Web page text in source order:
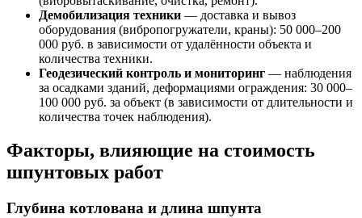
Демобилизация техники — доставка и вывоз
оборудования (вибропогружатели, краны): 50 000–200
000 руб. в зависимости от удалённости объекта и
количества техники.
Геодезический контроль и мониторинг — наблюдения
за осадками зданий, деформациями ограждения: 30 000–
100 000 руб. за объект (в зависимости от длительности и
количества точек наблюдения).
Факторы, влияющие на стоимость
шпунтовых работ
Глубина котлована и длина шпунта